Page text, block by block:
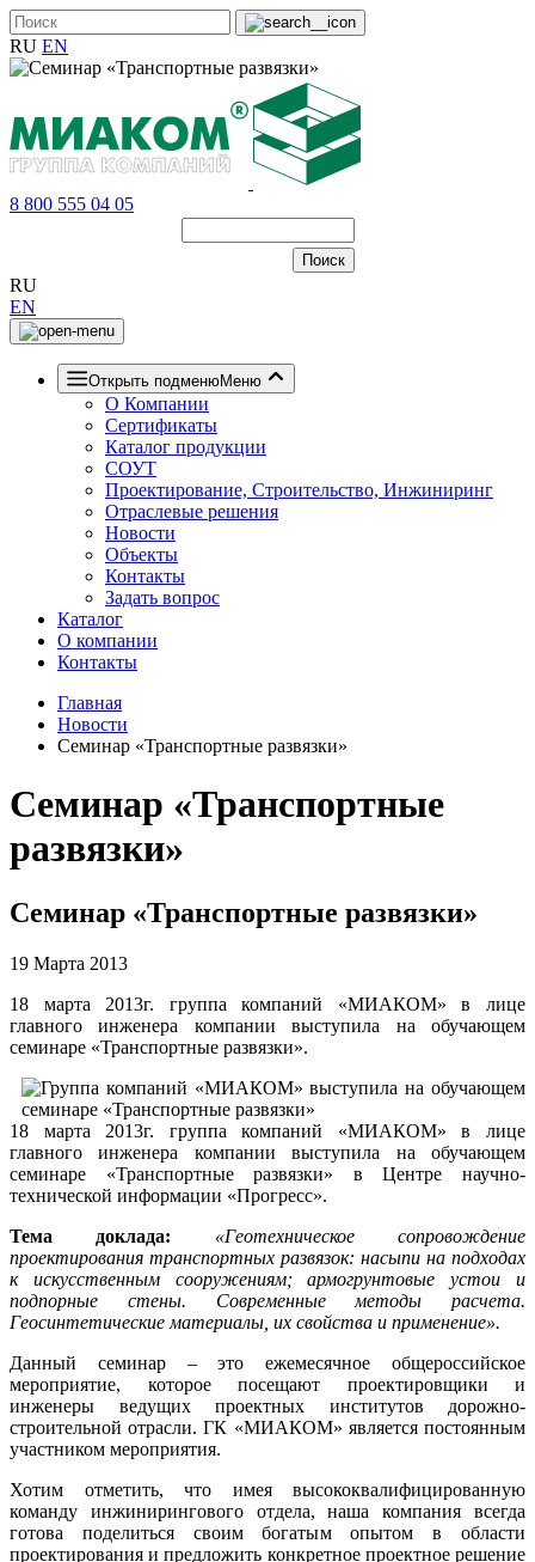
RU EN
8 800 555 04 05
RU
EN
Открыть подменюМеню
О Компании
Сертификаты
Каталог продукции
СОУТ
Проектирование, Строительство, Инжиниринг
Отраслевые решения
Новости
Объекты
Контакты
Задать вопрос
Каталог
О компании
Контакты
Главная
Новости
Семинар «Транспортные развязки»
Семинар «Транспортные
развязки»
Семинар «Транспортные развязки»
19 Марта 2013
18 марта 2013г. группа компаний «МИАКОМ» в лице
главного инженера компании выступила на обучающем
семинаре «Транспортные развязки».
18 марта 2013г. группа компаний «МИАКОМ» в лице
главного инженера компании выступила на обучающем
семинаре «Транспортные развязки» в Центре научно-
технической информации «Прогресс».
Тема доклада:
«Геотехническое сопровождение
проектирования транспортных развязок: насыпи на подходах
к искусственным сооружениям; армогрунтовые устои и
подпорные стены. Современные методы расчета.
Геосинтетические материалы, их свойства и применение».
Данный семинар – это ежемесячное общероссийское
мероприятие, которое посещают проектировщики и
инженеры ведущих проектных институтов дорожно-
строительной отрасли. ГК «МИАКОМ» является постоянным
участником мероприятия.
Хотим отметить, что имея высококвалифицированную
команду инжинирингового отдела, наша компания всегда
готова поделиться своим богатым опытом в области
проектирования и предложить конкретное проектное решение